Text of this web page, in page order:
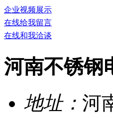
企业视频展示
在线给我留言
在线和我洽谈
河南不锈钢
地址： 河